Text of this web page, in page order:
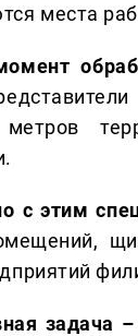
места
с этим
задача –